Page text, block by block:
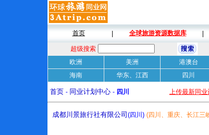
首页 全球旅游资源数据库
超级搜索
欧洲
美洲 港澳台
海南
华东、江西 四川
首页 - 同业计划中心 - 四川 上传最新同业
成都川景旅行社有限公司 (四川) (四川、重庆、长江三